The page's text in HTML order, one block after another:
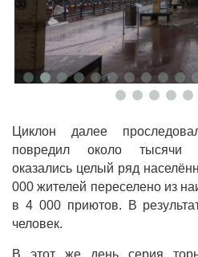
Циклон далее
повредил около тысячи
оказались целый ряд
000 жителей переселено из
в 4 000 приютов. В
человек.
В этот же день серия